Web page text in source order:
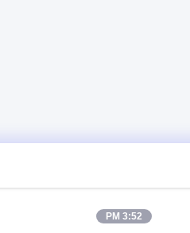
3:52 PM